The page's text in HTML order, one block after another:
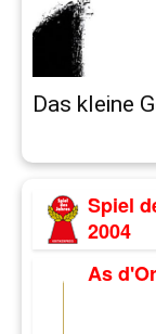
Das kleine
Spiel
2004
As